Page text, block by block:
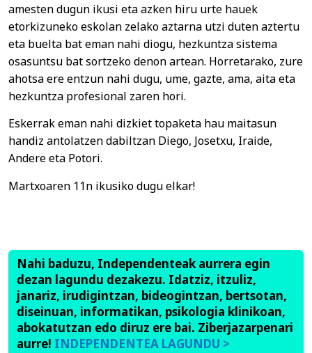
amesten dugun ikusi eta azken hiru urte hauek
etorkizuneko eskolan zelako aztarna utzi duten aztertu
eta buelta bat eman nahi diogu, hezkuntza sistema
osasuntsu bat sortzeko denon artean. Horretarako, zure
ahotsa ere entzun nahi dugu, ume, gazte, ama, aita eta
hezkuntza profesional zaren hori.
Eskerrak eman nahi dizkiet topaketa hau maitasun
handiz antolatzen dabiltzan Diego, Josetxu, Iraide,
Andere eta Potori.
Martxoaren 11n ikusiko dugu elkar!
Nahi baduzu, Independenteak aurrera egin
dezan lagundu dezakezu. Idatziz, itzuliz,
janariz, irudigintzan, bideogintzan, bertsotan,
diseinuan, informatikan, psikologia klinikoan,
abokatutzan edo diruz ere bai. Ziberjazarpenari
aurre! INDEPENDENTEA LAGUNDU >